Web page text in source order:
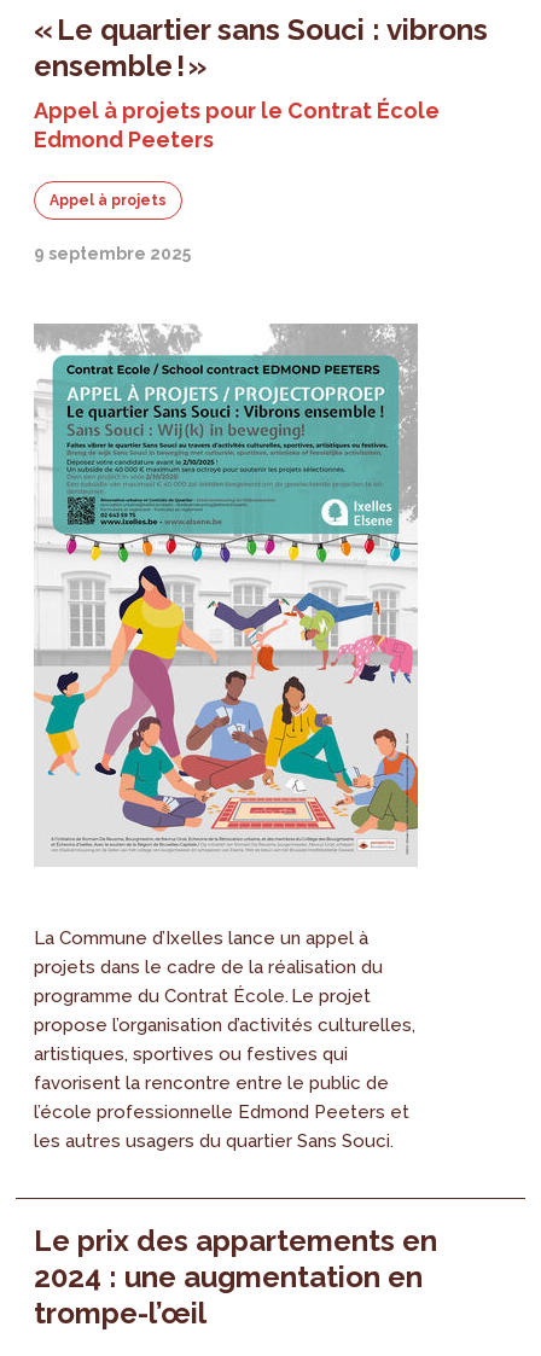
« Le quartier sans Souci : vibrons
ensemble ! »
Appel à projets pour le Contrat École
Edmond Peeters
Appel à projets
9 septembre 2025
La Commune d’Ixelles lance un appel à
projets dans le cadre de la réalisation du
programme du Contrat École. Le projet
propose l’organisation d’activités culturelles,
artistiques, sportives ou festives qui
favorisent la rencontre entre le public de
l’école professionnelle Edmond Peeters et
les autres usagers du quartier Sans Souci.
Le prix des appartements en
2024 : une augmentation en
trompe-l’œil